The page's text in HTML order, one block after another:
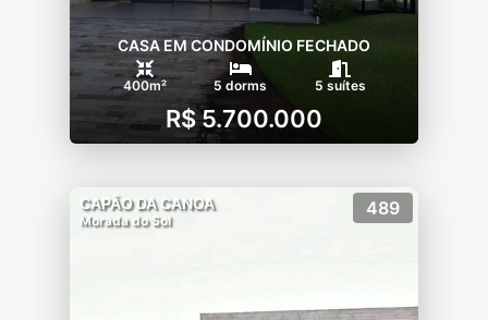
CASA EM CONDOMÍNIO FECHADO
400m² 5 dorms 5 suítes
R$ 5.700.000
CAPÃO DA CANOA
Morada do Sol
489